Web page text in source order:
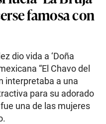
famosa con
dio vida a ‘Doña
“El Chavo del
interpretaba a una
para su adorado
fue una de las mujeres